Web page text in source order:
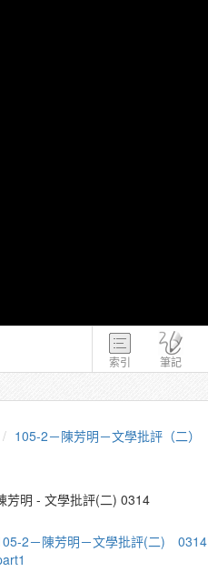
索引 筆記
105-2－陳芳明－文學批評（二）
芳明 - 文學批評(二) 0314
2－陳芳明－文學批評(二) 0314